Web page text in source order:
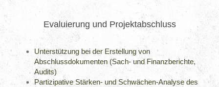
Evaluierung und Projektabschluss
Unterstützung bei der Erstellung von
Abschlussdokumenten (Sach- und Finanzberichte,
Audits)
Partizipative Stärken- und Schwächen-Analyse des